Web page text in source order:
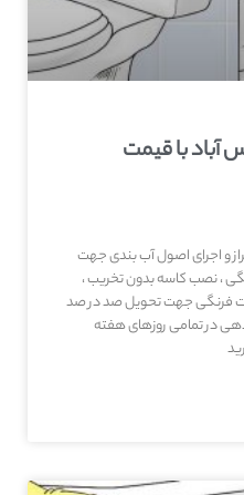
آباد با قیمت
و اجرای اصول آب بندی جهت
، نصب کاسه بدون تخریب ،
فرنگی جهت تحویل صد در صد
در تمامی روزهای هفته